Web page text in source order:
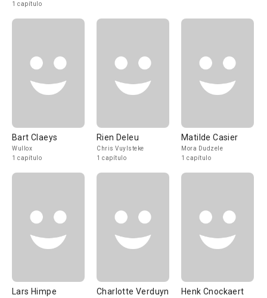
1 capítulo
Bart Claeys
Wullox
1 capítulo
Rien Deleu
Chris Vuylsteke
1 capítulo
Matilde Casier
Mora Dudzele
1 capítulo
Lars Himpe Charlotte Verduyn Henk Cnockaert